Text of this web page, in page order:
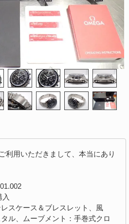
利用いただきまして、本当にあり
入
レスケース＆ブレスレット、風
ル、ムーブメント：手巻式クロ